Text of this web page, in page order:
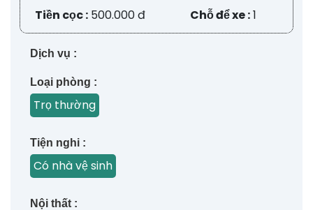
Tiền cọc : 500.000 đ Chỗ để xe :1
Dịch vụ :
Loại phòng :
Trọ thường
Tiện nghi :
Có nhà vệ sinh
Nội thất :